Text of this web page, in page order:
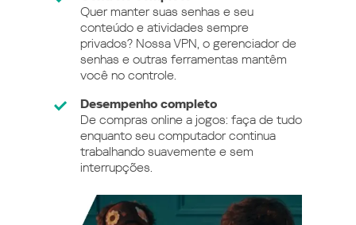
Quer manter suas senhas e seu
conteúdo e atividades sempre
privados? Nossa VPN, o gerenciador de
senhas e outras ferramentas mantêm
você no controle.
Desempenho completo
De compras online a jogos: faça de tudo
enquanto seu computador continua
trabalhando suavemente e sem
interrupções.